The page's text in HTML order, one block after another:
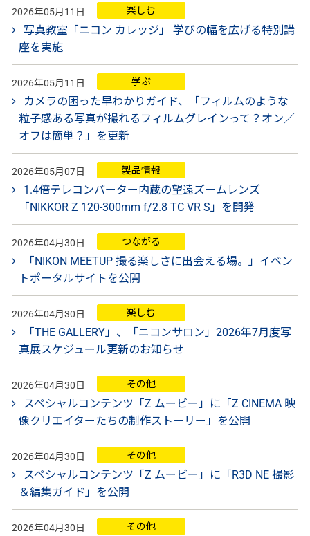
2026年05月11日 楽しむ
写真教室「ニコン カレッジ」 学びの幅を広げる特別講
座を実施
2026年05月11日 学ぶ
カメラの困った早わかりガイド、「フィルムのような
粒子感ある写真が撮れるフィルムグレインって？オン／
オフは簡単？」を更新
2026年05月07日 製品情報
1.4倍テレコンバーター内蔵の望遠ズームレンズ
「NIKKOR Z 120-300mm f/2.8 TC VR S」を開発
2026年04月30日 つながる
「NIKON MEETUP 撮る楽しさに出会える場。」イベン
トポータルサイトを公開
2026年04月30日 楽しむ
「THE GALLERY」、「ニコンサロン」2026年7月度写
真展スケジュール更新のお知らせ
2026年04月30日 その他
スペシャルコンテンツ「Z ムービー」に「Z CINEMA 映
像クリエイターたちの制作ストーリー」を公開
2026年04月30日 その他
スペシャルコンテンツ「Z ムービー」に「R3D NE 撮影
＆編集ガイド」を公開
2026年04月30日 その他